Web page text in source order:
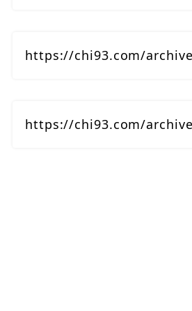
https://chi93.com/
https://chi93.com/